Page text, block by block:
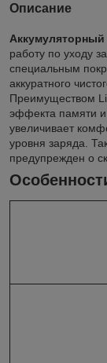
Описание
Аккумуляторный
работу по уходу
специальным
аккуратного
Преимуществом
эффекта памяти и
увеличивает
уровня заряда.
предупрежден о